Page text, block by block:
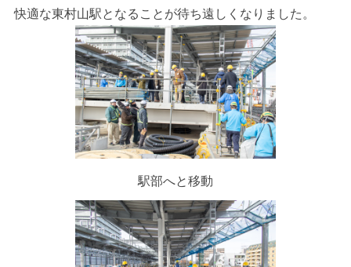
快適な東村山駅となることが待ち遠しくなりました。
駅部へと移動